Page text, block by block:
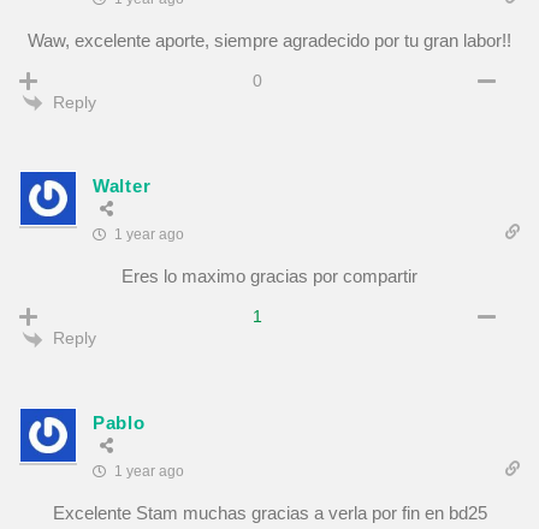
Waw, excelente aporte, siempre agradecido por tu gran labor!!
0
Reply
Walter
1 year ago
Eres lo maximo gracias por compartir
1
Reply
Pablo
1 year ago
Excelente Stam muchas gracias a verla por fin en bd25